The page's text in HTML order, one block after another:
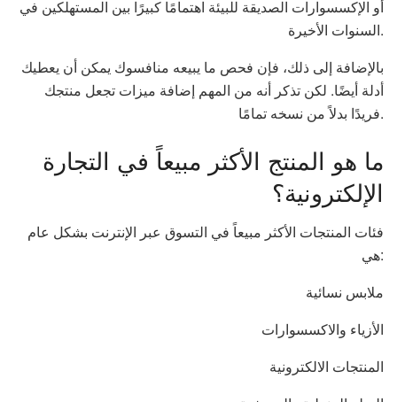
أو الإكسسوارات الصديقة للبيئة اهتمامًا كبيرًا بين المستهلكين في
السنوات الأخيرة.
بالإضافة إلى ذلك، فإن فحص ما يبيعه منافسوك يمكن أن يعطيك
أدلة أيضًا. لكن تذكر أنه من المهم إضافة ميزات تجعل منتجك
فريدًا بدلاً من نسخه تمامًا.
ما هو المنتج الأكثر مبيعاً في التجارة
الإلكترونية؟
فئات المنتجات الأكثر مبيعاً في التسوق عبر الإنترنت بشكل عام
هي:
ملابس نسائية
الأزياء والاكسسوارات
المنتجات الالكترونية